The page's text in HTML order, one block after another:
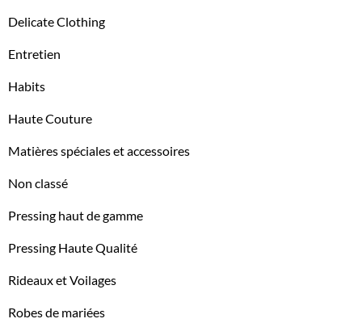
Delicate Clothing
Entretien
Habits
Haute Couture
Matières spéciales et accessoires
Non classé
Pressing haut de gamme
Pressing Haute Qualité
Rideaux et Voilages
Robes de mariées